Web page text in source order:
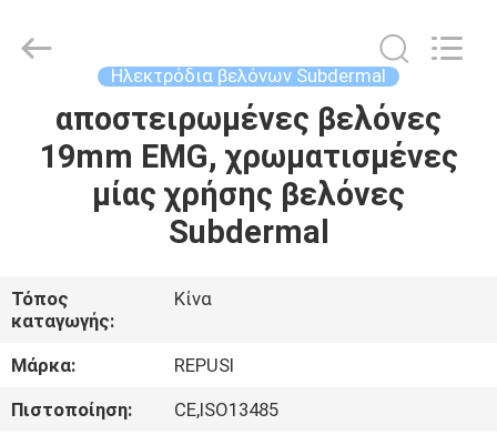
ΣΠΊΤΙ
ΠΡΟΪΌΝΤΑ
ΕΜΕΊΣ
ΓΎΡΟΣ
ΕΡΓΟΣΤΑΣΊΩΝ
Electronics
Co.,Ltd..
Ηλεκτρόδια βελόνων Subdermal
αποστειρωμένες βελόνες
19mm EMG, χρωματισμένες
μίας χρήσης βελόνες
Subdermal
Τόπος
καταγωγής:
Κίνα
Μάρκα:
REPUSI
Πιστοποίηση:
CE,ISO13485